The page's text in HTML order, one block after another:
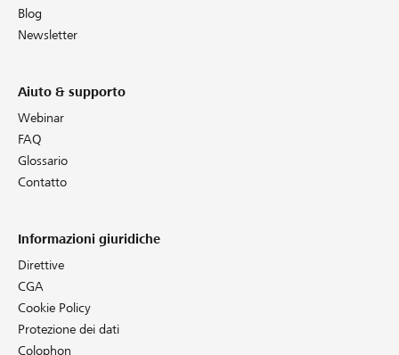
Blog
Newsletter
Aiuto & supporto
Webinar
FAQ
Glossario
Contatto
Informazioni giuridiche
Direttive
CGA
Cookie Policy
Protezione dei dati
Colophon